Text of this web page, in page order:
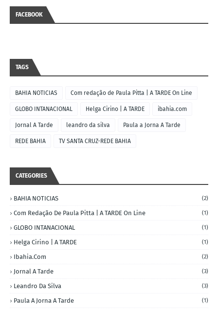
FACEBOOK
TAGS
BAHIA NOTICIAS Com redação de Paula Pitta | A TARDE On Line
GLOBO INTANACIONAL Helga Cirino | A TARDE ibahia.com
Jornal A Tarde leandro da silva Paula a Jorna A Tarde
REDE BAHIA TV SANTA CRUZ-REDE BAHIA
CATEGORIES
BAHIA NOTICIAS (2)
Com Redação De Paula Pitta | A TARDE On Line (1)
GLOBO INTANACIONAL (1)
Helga Cirino | A TARDE (1)
Ibahia.com (2)
Jornal A Tarde (3)
Leandro Da Silva (3)
Paula A Jorna A Tarde (1)